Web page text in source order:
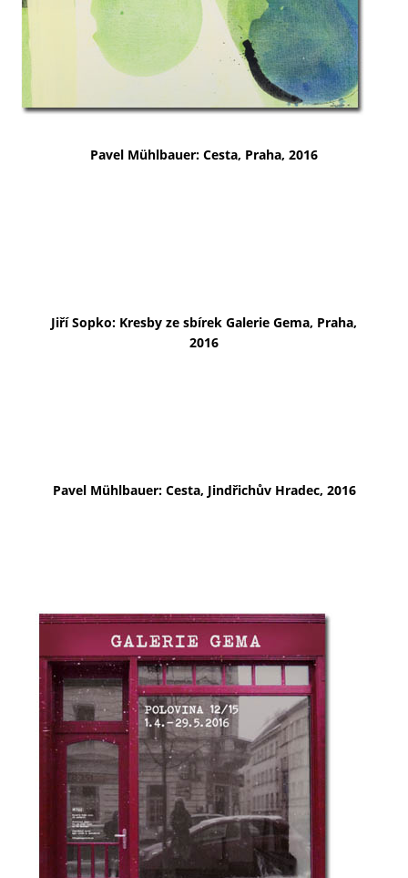
Pavel Mühlbauer: Cesta, Praha, 2016
Jiří Sopko: Kresby ze sbírek Galerie Gema, Praha,
2016
Pavel Mühlbauer: Cesta, Jindřichův Hradec, 2016